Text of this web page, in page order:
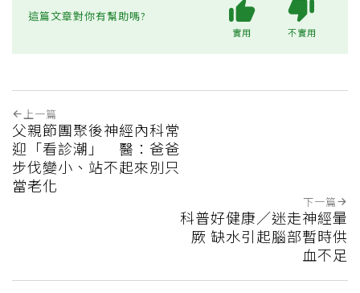
這篇文章對你有幫助嗎?
實用 不實用
上一篇
父親節團聚後神經內科常
迎「看診潮」 醫：爸爸
步伐變小、站不起來別只
當老化
下一篇
科普好健康／迷走神經暈
厥 缺水引起腦部暫時供
血不足